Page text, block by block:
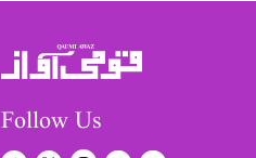
Follow Us